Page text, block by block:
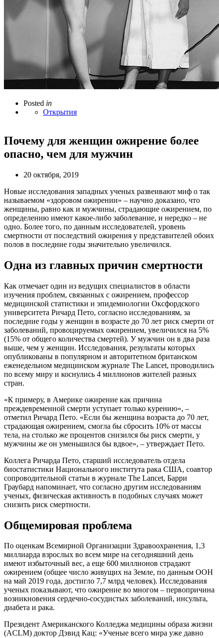
Posted in
Открытия
Почему для женщин ожирение более
опасно, чем для мужчин
20 октября, 2019
Новые исследования западных ученых развеивают миф о так
называемом «здоровом ожирении» – научно доказано, что
женщины, равно как и мужчины, страдающие ожирением, по
определению имеют какое-либо заболевание, и нередко – не
одно. Более того, по данным исследователей, уровень
смертности от последствий ожирения у представителей обоих
полов в последние годы значительно увеличился.
Одна из главных причин смертности
Как отмечает один из ведущих специалистов в области
изучения проблем, связанных с ожирением, профессор
медицинской статистики и эпидемиологии Оксфордского
университета Ричард Пето, согласно исследованиям, за
последние годы у женщин в возрасте до 70 лет риск смерти от
заболеваний, провоцируемых ожирением, увеличился на 5%
(15% от общего количества смертей). У мужчин он в два раза
выше, чем у женщин. Исследования, результаты которых
опубликованы в популярном и авторитетном британском
еженедельном медицинском журнале The Lancet, проводились
по всему миру и коснулись 4 миллионов жителей разных
стран.
«К примеру, в Америке ожирение как причина
преждевременной смерти уступает только курению», –
отметил Ричард Пето. «Если бы женщина возраста до 70 лет,
страдающая ожирением, смогла бы сбросить 10% от массы
тела, на столько же процентов снизился бы риск смерти, у
мужчины же он уменьшился бы вдвое», – утверждает Пето.
Коллега Ричарда Пето, старший исследователь отдела
биостатистики Национального института рака США, соавтор
сопроводительной статьи в журнале The Lancet, Барри
Граубард напоминает, что согласно другим исследованиям
ученых, физическая активность в подобных случаях может
снизить риск смертности.
Общемировая проблема
По оценкам Всемирной Организации Здравоохранения, 1,3
миллиарда взрослых во всем мире на сегодняшний день
имеют избыточный вес, а еще 600 миллионов страдают
ожирением (общее число живущих на Земле, по данным ООН
на май 2019 года, достигло 7,7 млрд человек). Исследования
ученых показывают, что ожирение во многом – первопричина
возникновения сердечно-сосудистых заболеваний, инсульта,
диабета и рака.
Президент Американского Колледжа медицины образа жизни
(ACLM) доктор Дэвид Кац: «Ученые всего мира уже давно